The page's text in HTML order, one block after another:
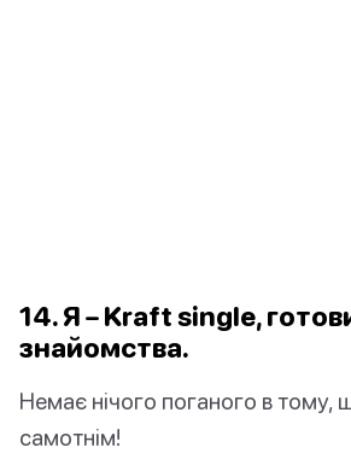
14. Я –Kraft single,
знайомства.
Немає нічого поганого в тому,
самотнім!